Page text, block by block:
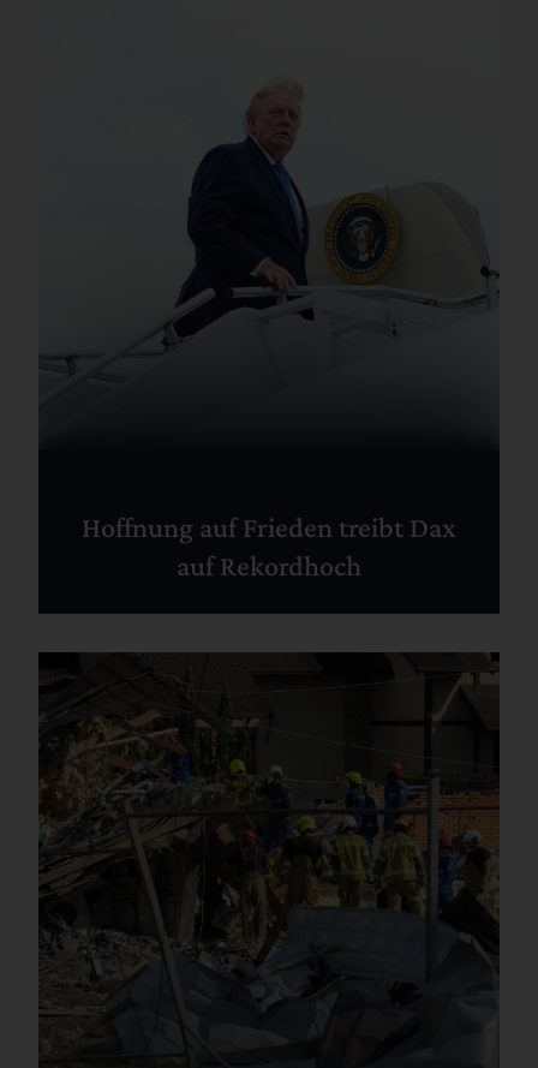
Hoffnung auf Frieden treibt Dax
auf Rekordhoch